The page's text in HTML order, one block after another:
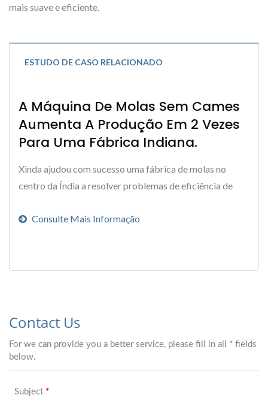
mais suave e eficiente.
ESTUDO DE CASO RELACIONADO
A Máquina De Molas Sem Cames
Aumenta A Produção Em 2 Vezes
Para Uma Fábrica Indiana.
Xinda ajudou com sucesso uma fábrica de molas no
centro da Índia a resolver problemas de eficiência de
Consulte Mais Informação